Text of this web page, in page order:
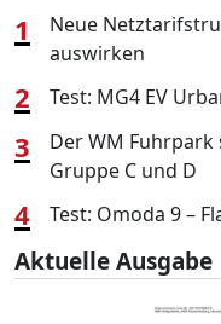
1
Neue
auswirken
2 Test: MG4 EV
3
Der WM Fuhrpark
Gruppe C und D
4 Test: Omoda 9 –
Aktuelle Ausgabe